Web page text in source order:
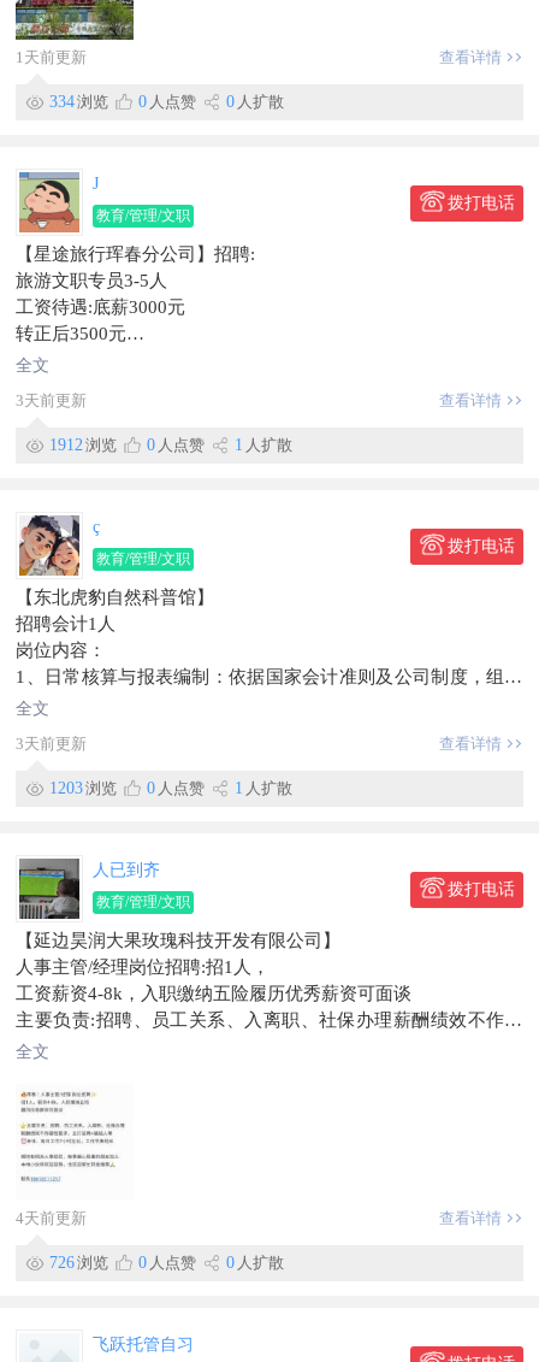
1天前更新 查看详情
334浏览 0 人点赞 0 人扩散
J
教育/管理/文职
拨打电话
【星途旅行珲春分公司】招聘:
旅游文职专员3-5人
工资待遇:底薪3000元
转正后3500元
工作地址:珲春市上城铂金馆
岗位职责
1.负责旅游线路资料整理、文案编辑、行程单制作与排版
4.配合团队完成旅游产品宣传文案、图文素材的基础编辑
5.日常办公文档处理、数据统计与报表填写
任职要求 海报
1.熟悉办公软件(Word、Excel、PPT等)，打字速度快，细心发布
2.具备良好的文字表达能力,沟通温和有耐心
3.对旅游行业有兴趣，有旅游相关工作经验者优先
留言
4.工作有条理，责任心强，能稳定长期工作
-舒适办公环境，氛围轻松，团队友好
-清晰晋升空间,文职/运营/计调方向均可发展
全文
3天前更新
查看详情
1912浏览 0 人点赞 1 人扩散
ç
教育/管理/文职
拨打电话
【东北虎豹自然科普馆】
招聘会计1人
岗位内容：
1、日常核算与报表编制：依据国家会计准则及公司制度，组织
并监督会计核算工作，确保交易处理规范、数据准确；
量表等），进行财务分析，为管理层决策提供支持；
3、审阅对外报送报表，保障合规性；资金与资产管控：管理现
性；
5、税务筹划与合规：制定税务筹划方案；
6、负责税务申报，确保及时准确，规避税务风险。
任职要求：
4、精通国家会计准则、税法政策，具备扎实的会计理论基础与
实操经验；
5、熟练使用财务软件（如ERP）及办公软件（如Excel），具备
财务分析能力；
识别及决策支持能力。
薪资待遇：5000-6000元/月
招聘：客房主管
岗位职责：
1、负责客房日常运营的组织与协调，确保服务流程高效顺畅；
舒适度；
力；
全文
3天前更新
查看详情
1203浏览 0 人点赞 1 人扩散
人已到齐
教育/管理/文职
拨打电话
【延边昊润大果玫瑰科技开发有限公司】
人事主管/经理岗位招聘:招1人，
工资薪资4-8k，入职缴纳五险履历优秀薪资可面谈
主要负责:招聘、员工关系、入离职、社保办理薪酬绩效不作硬
性要求，主打招聘+基础人事单休，每日工作7小时左右，工作节
期待有相关人事经验，做事细心稳重的朋友加入本地小伙伴欢迎
自荐，也欢迎帮忙转发推荐
联系186****1217
工作地点珲春宾馆
联系时，请说明在【珲春圈】看到的~
全文
4天前更新 查看详情
726浏览 0 人点赞 0 人扩散
飞跃托管自习